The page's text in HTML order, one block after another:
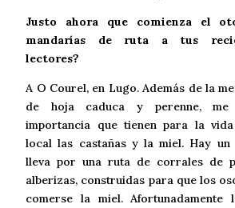
Justo ahora que comienza el
mandarías de ruta a tus
lectores?
A O Courel, en Lugo. Además de la
de hoja caduca y perenne, me
importancia que tienen para la
local las castañas y la miel. Hay
lleva por una ruta de corrales de
alberizas, construidas para que los
comerse la miel. Afortunadamente